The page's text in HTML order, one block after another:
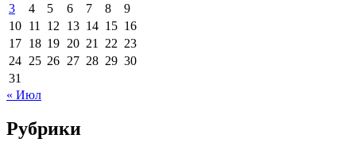
3
4 5 6 7 8
9
10 11 12 13 14 15 16
17 18 19 20 21 22 23
24 25 26 27 28 29 30
31
« Июл
Рубрики